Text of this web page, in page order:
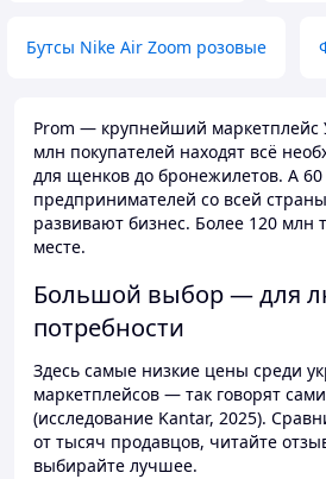
Бутсы Nike Air Zoom розовые
Prom — крупнейший маркетплейс
млн покупателей находят всё
для щенков до бронежилетов. А 60
предпринимателей со всей
развивают бизнес. Более 120 млн
месте.
Большой выбор — для
потребности
Здесь самые низкие цены среди
маркетплейсов — так говорят
(исследование Kantar, 2025).
от тысяч продавцов, читайте
выбирайте лучшее.